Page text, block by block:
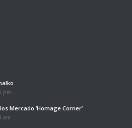
pm
Mercado ‘Homage Corner’
am